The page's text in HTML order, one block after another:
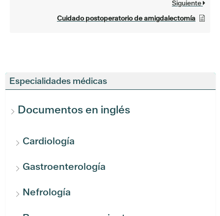
Especialidades médicas
Documentos en inglés
Cardiología
Gastroenterología
Nefrología
Siguiente
Cuidado postoperatorio de amigdalectomía